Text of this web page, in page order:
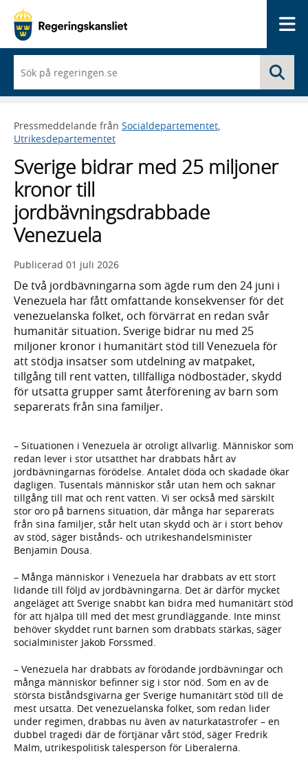
du
börjar
skriva
framträder
en
med
sökförslag
Pressmeddelande från Socialdepartementet,
Utrikesdepartementet
Sverige bidrar med 25 miljoner
kronor till
jordbävningsdrabbade
Venezuela
Publicerad 01 juli 2026
De två jordbävningarna som ägde rum den 24 juni i
Venezuela har fått omfattande konsekvenser för det
venezuelanska folket, och förvärrat en redan svår
humanitär situation. Sverige bidrar nu med 25
miljoner kronor i humanitärt stöd till Venezuela för
att stödja insatser som utdelning av matpaket,
tillgång till rent vatten, tillfälliga nödbostäder, skydd
för utsatta grupper samt återförening av barn som
separerats från sina familjer.
– Situationen i Venezuela är otroligt allvarlig. Människor som
redan lever i stor utsatthet har drabbats hårt av
jordbävningarnas förödelse. Antalet döda och skadade ökar
dagligen. Tusentals människor står utan hem och saknar
tillgång till mat och rent vatten. Vi ser också med särskilt
stor oro på barnens situation, där många har separerats
från sina familjer, står helt utan skydd och är i stort behov
av stöd, säger bistånds- och utrikeshandelsminister
Benjamin Dousa.
– Många människor i Venezuela har drabbats av ett stort
lidande till följd av jordbävningarna. Det är därför mycket
angeläget att Sverige snabbt kan bidra med humanitärt stöd
för att hjälpa till med det mest grundläggande. Inte minst
behöver skyddet runt barnen som drabbats stärkas, säger
socialminister Jakob Forssmed.
– Venezuela har drabbats av förödande jordbävningar och
många människor befinner sig i stor nöd. Som en av de
största biståndsgivarna ger Sverige humanitärt stöd till de
mest utsatta. Det venezuelanska folket, som redan lider
under regimen, drabbas nu även av naturkatastrofer – en
dubbel tragedi där de förtjänar vårt stöd, säger Fredrik
Malm, utrikespolitisk talesperson för Liberalerna.